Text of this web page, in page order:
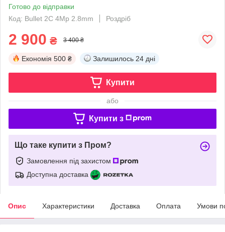
Готово до відправки
Код: Bullet 2C 4Mp 2.8mm
Роздріб
2 900 ₴ 3 400 ₴
Економія 500 ₴ Залишилось 24 дні
Купити
або
Купити з
Що таке купити з Пром?
Замовлення під захистом
Доступна доставка
Опис Характеристики Доставка Оплата Умови